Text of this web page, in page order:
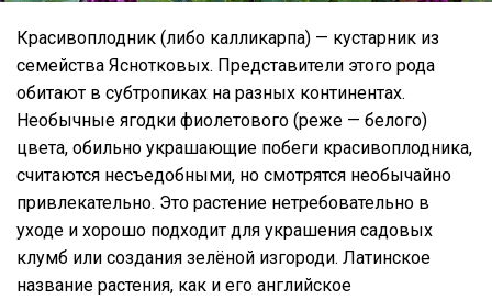
Красивоплодник (либо калликарпа) — кустарник из
семейства Яснотковых. Представители этого рода
обитают в субтропиках на разных континентах.
Необычные ягодки фиолетового (реже — белого)
цвета, обильно украшающие побеги красивоплодника,
считаются несъедобными, но смотрятся необычайно
привлекательно. Это растение нетребовательно в
уходе и хорошо подходит для украшения садовых
клумб или создания зелёной изгороди. Латинское
название растения, как и его английское